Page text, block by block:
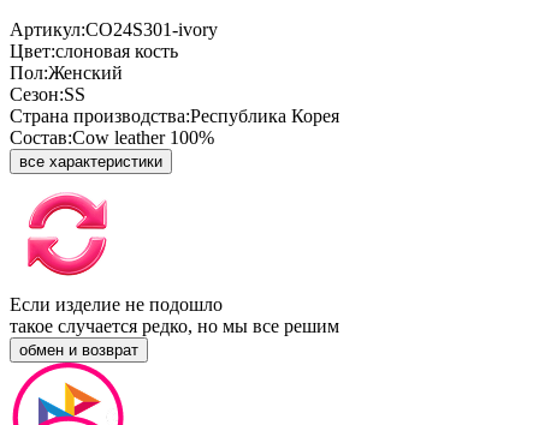
Артикул:CO24S301-ivory
Цвет:слоновая кость
Пол:Женский
Сезон:SS
Страна производства:Республика Корея
Состав:Cow leather 100%
все характеристики
Если изделие не подошло
такое случается редко, но мы все решим
обмен и возврат